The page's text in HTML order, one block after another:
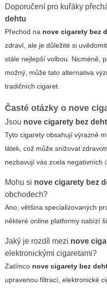
Doporučení pro kuřáky
dehtu
Přechod na nove cigarety bez
zdraví, ale je důležité si
stále nejlepší volbou. Nicméně,
možný, může tato alternativa
tradičních cigaret.
Časté otázky o nove
Jsou nove cigarety bez
Tyto cigarety obsahují výrazně
látek, což může snižovat
nezbavují vás zcela negativních
Mohu si nove cigarety bez
obchodech?
Ano, většina specializovaných
některé online platformy nabízí
Jaký je rozdíl mezi nove
elektronickými cigaretami?
Zatímco nove cigarety bez
upravenou filtrací, elektronické